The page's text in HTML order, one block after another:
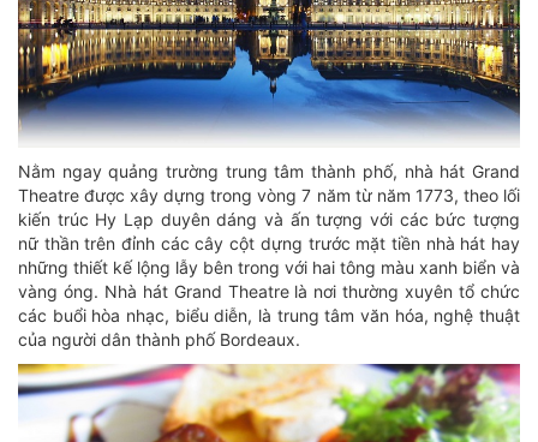
Nằm ngay quảng trường trung tâm thành phố, nhà hát Grand
Theatre được xây dựng trong vòng 7 năm từ năm 1773, theo lối
kiến trúc Hy Lạp duyên dáng và ấn tượng với các bức tượng
nữ thần trên đỉnh các cây cột dựng trước mặt tiền nhà hát hay
những thiết kế lộng lẫy bên trong với hai tông màu xanh biển và
vàng óng. Nhà hát Grand Theatre là nơi thường xuyên tổ chức
các buổi hòa nhạc, biểu diễn, là trung tâm văn hóa, nghệ thuật
của người dân thành phố Bordeaux.